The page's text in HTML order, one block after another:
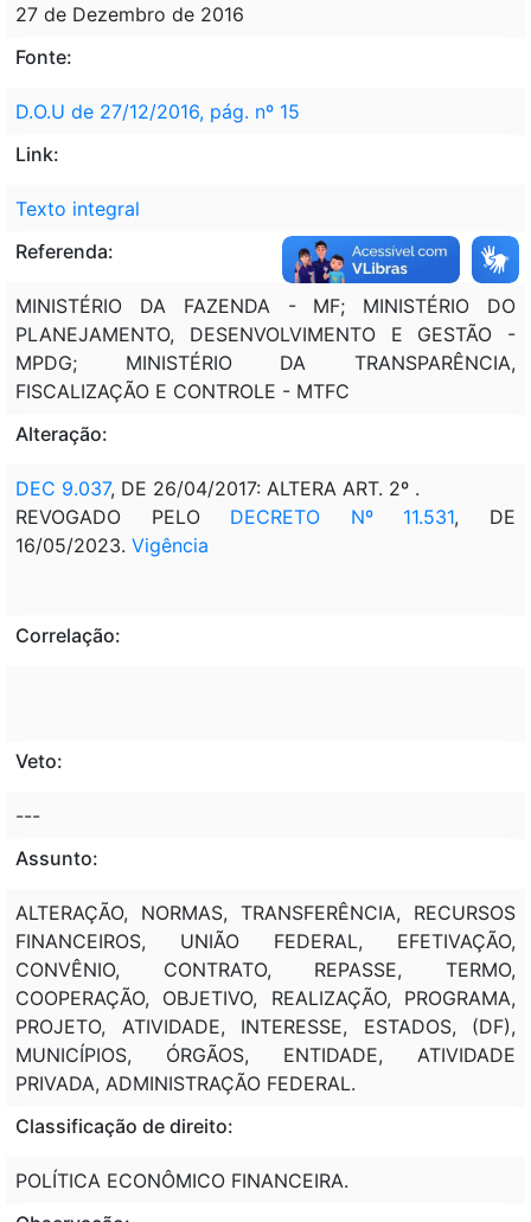
27 de Dezembro de 2016
Fonte:
D.O.U de 27/12/2016, pág. nº 15
Link:
Texto integral
Referenda:
MINISTÉRIO DA FAZENDA - MF; MINISTÉRIO DO
PLANEJAMENTO, DESENVOLVIMENTO E GESTÃO -
MPDG; MINISTÉRIO DA TRANSPARÊNCIA,
FISCALIZAÇÃO E CONTROLE - MTFC
Alteração:
DEC 9.037, DE 26/04/2017: ALTERA ART. 2º .
REVOGADO PELO DECRETO Nº 11.531, DE
16/05/2023. Vigência
Correlação:
Veto:
---
Assunto:
ALTERAÇÃO, NORMAS, TRANSFERÊNCIA, RECURSOS
FINANCEIROS, UNIÃO FEDERAL, EFETIVAÇÃO,
CONVÊNIO, CONTRATO, REPASSE, TERMO,
COOPERAÇÃO, OBJETIVO, REALIZAÇÃO, PROGRAMA,
PROJETO, ATIVIDADE, INTERESSE, ESTADOS, (DF),
MUNICÍPIOS, ÓRGÃOS, ENTIDADE, ATIVIDADE
PRIVADA, ADMINISTRAÇÃO FEDERAL.
Classificação de direito:
POLÍTICA ECONÔMICO FINANCEIRA.